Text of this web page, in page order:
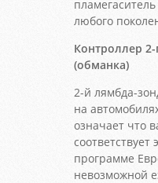
любого
Контроллер
(обманка)
2-й лямбда-
на
означает что
соответствует
программе
невозможной